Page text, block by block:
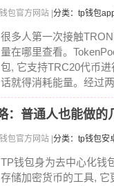
包官方网站 | 分类：tp钱包
很多人第一次接触
量在哪里查看。
包, 它支持TRC20代币
话就得消耗能量。经过
：普通人也能做的
包官方网站 | 分类：tp钱包安
TP钱包身为去中心化钱
存储加密货币的工具, 它